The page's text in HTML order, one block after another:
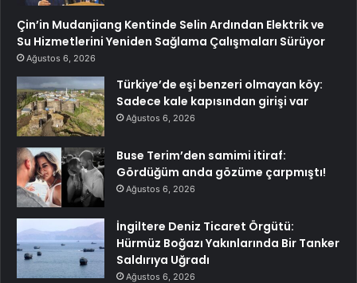
Çin’in Mudanjiang Kentinde Selin Ardından Elektrik ve
Su Hizmetlerini Yeniden Sağlama Çalışmaları Sürüyor
Ağustos 6, 2026
Türkiye’de eşi benzeri olmayan köy:
Sadece kale kapısından girişi var
Ağustos 6, 2026
Buse Terim’den samimi itiraf:
Gördüğüm anda gözüme çarpmıştı!
Ağustos 6, 2026
İngiltere Deniz Ticaret Örgütü:
Hürmüz Boğazı Yakınlarında Bir Tanker
Saldırıya Uğradı
Ağustos 6, 2026